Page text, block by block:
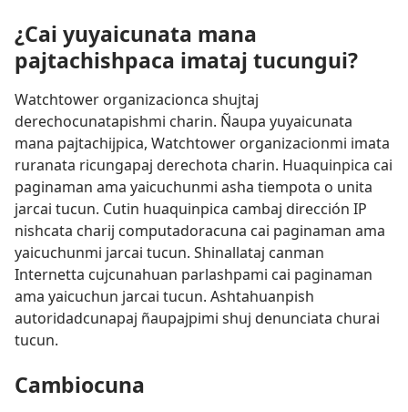
¿Cai yuyaicunata mana
pajtachishpaca imataj tucungui?
Watchtower organizacionca shujtaj
derechocunatapishmi charin. Ñaupa yuyaicunata
mana pajtachijpica, Watchtower organizacionmi imata
ruranata ricungapaj derechota charin. Huaquinpica cai
paginaman ama yaicuchunmi asha tiempota o unita
jarcai tucun. Cutin huaquinpica cambaj dirección IP
nishcata charij computadoracuna cai paginaman ama
yaicuchunmi jarcai tucun. Shinallataj canman
Internetta cujcunahuan parlashpami cai paginaman
ama yaicuchun jarcai tucun. Ashtahuanpish
autoridadcunapaj ñaupajpimi shuj denunciata churai
tucun.
Cambiocuna